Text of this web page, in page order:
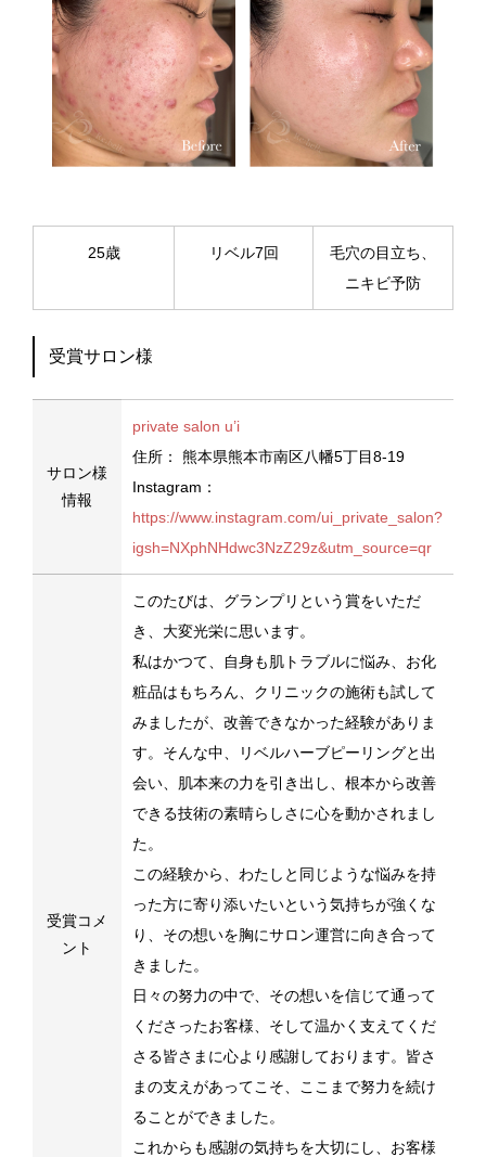
25歳 リベル7回
毛穴の目立ち、
ニキビ予防
受賞サロン様
サロン様
情報
private salon u’i
住所： 熊本県熊本市南区八幡5丁目8-19
Instagram：
https://www.instagram.com/ui_private_salon?
igsh=NXphNHdwc3NzZ29z&utm_source=qr
受賞コメ
ント
このたびは、グランプリという賞をいただ
き、大変光栄に思います。
私はかつて、自身も肌トラブルに悩み、お化
粧品はもちろん、クリニックの施術も試して
みましたが、改善できなかった経験がありま
す。そんな中、リベルハーブピーリングと出
会い、肌本来の力を引き出し、根本から改善
できる技術の素晴らしさに心を動かされまし
た。
この経験から、わたしと同じような悩みを持
った方に寄り添いたいという気持ちが強くな
り、その想いを胸にサロン運営に向き合って
きました。
日々の努力の中で、その想いを信じて通って
くださったお客様、そして温かく支えてくだ
さる皆さまに心より感謝しております。皆さ
まの支えがあってこそ、ここまで努力を続け
ることができました。
これからも感謝の気持ちを大切にし、お客様